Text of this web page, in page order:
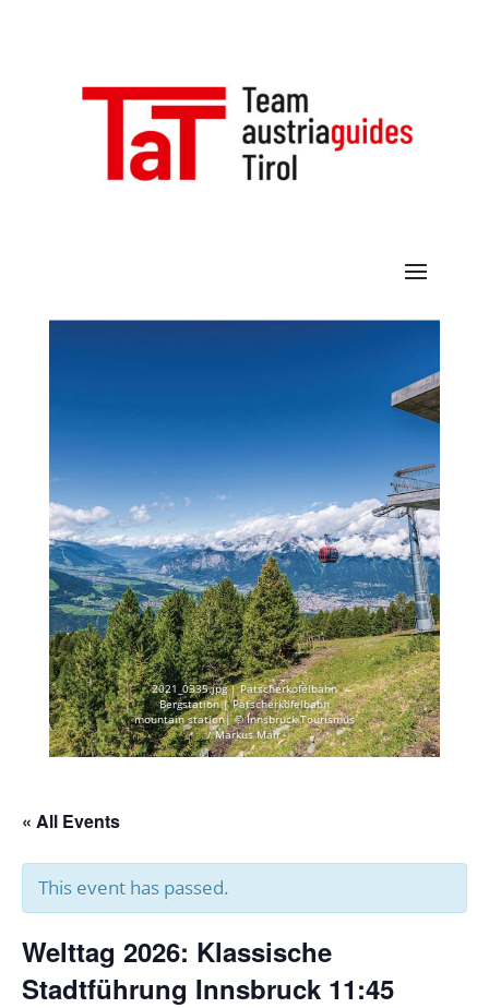
2021_0335.jpg | Patscherkofelbahn
Bergstation | Patscherkofelbahn
mountain station| © Innsbruck Tourismus
/ Markus Mair
« All Events
This event has passed.
Welttag 2026: Klassische
Stadtführung Innsbruck 11:45